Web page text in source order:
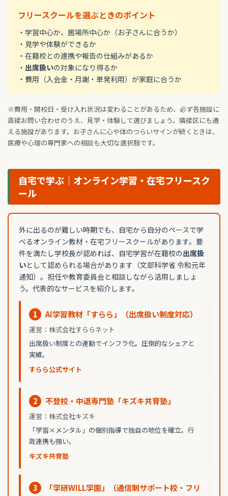
フリースクールを選ぶときのポイント
・学習中心か、居場所中心か（お子さんに合うか）
・見学や体験ができるか
・在籍校との連携や報告の仕組みがあるか
・ 出席扱いの対象になり得るか
・費用（入会金・月謝・単発利用）が家庭に合うか
※費用・開校日・受け入れ状況は変わることがあるため、必ず各施設に
直接お問い合わせのうえ、見学・体験して選びましょう。隣接区にも通
える施設があります。お子さんに心や体のつらいサインが続くときは、
医療や心理の専門家への相談も大切な選択肢です。
自宅で学ぶ｜オンライン学習・在宅フリースク
ール
外に出るのが難しい時期でも、自宅から自分のペースで学
べるオンライン教材・在宅フリースクールがあります。要
件を満たし学校長が認めれば、自宅学習が在籍校の出席扱
いとして認められる場合があります（文部科学省 令和元年
通知）。担任や教育委員会と相談しながら活用しましょ
う。代表的なサービスを紹介します。
1 AI学習教材「すらら」（出席扱い制度対応）
運営：株式会社すららネット
出席扱い制度との連動でインフラ化。圧倒的なシェアと
実績。
すらら公式サイト
2 不登校・中退専門塾「キズキ共育塾」
運営：株式会社キズキ
「学習×メンタル」の個別指導で独自の地位を確立。行
政連携も強い。
キズキ共育塾
3
「学研WILL学園」（通信制サポート校・フリ